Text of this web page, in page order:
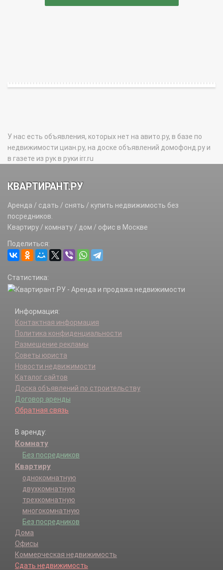
У нас есть объявления, которых нет на авито.ру, в базе по
недвижимости циан.ру, на доске объявлений домофонд.ру и
в газете из рук в руки irr.ru
КВАРТИРАНТ.РУ
Аренда / сдать / снять / купить недвижимость без
посредников.
Квартиру / комнату / дом / офис в Москве
Поделиться:
Статистика:
Информация:
Контактная информация
Политика конфиденциальности
Размещение рекламы
Советы юриста
Новости недвижимости
Каталог сайтов
Доска объявлений по строительству
Договор аренды
Обратная связь
В аренду:
Комнату
Без посредников
Квартиру
однокомнатную
двухкомнатную
трехкомнатную
многокомнатную
Без посредников
Дома
Офисы
Коммерческая недвижимость
Сдать недвижимость